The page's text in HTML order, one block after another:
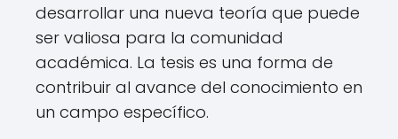
desarrollar una nueva teoría que puede
ser valiosa para la comunidad
académica. La tesis es una forma de
contribuir al avance del conocimiento en
un campo específico.